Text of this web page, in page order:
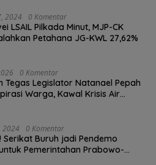
2024 0 Komentar
LSAIL Pilkada Minut, MJP-CK
Petahana JG-KWL 27,62%
0 Komentar
Tegas Legislator Natanael Pepah
Warga, Kawal Krisis Air
2024 0 Komentar
Serikat Buruh jadi Pendemo
Pemerintahan Prabowo-